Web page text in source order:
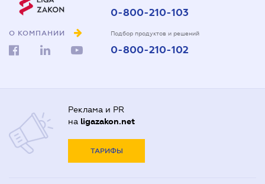
О КОМПАНИИ
0-800-210-103
Подбор продуктов и решений
0-800-210-102
Реклама и PR
на ligazakon.net
ТАРИФЫ